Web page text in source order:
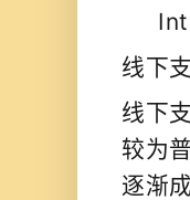
线下
线下
较为
逐渐